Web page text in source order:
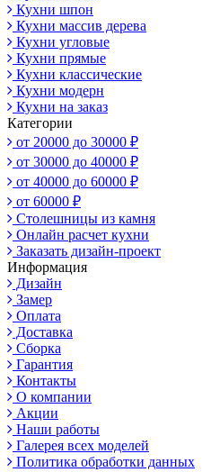
Кухни шпон
Кухни массив дерева
Кухни угловые
Кухни прямые
Кухни классические
Кухни модерн
Кухни на заказ
Категории
от 20000 до 30000 ₽
от 30000 до 40000 ₽
от 40000 до 60000 ₽
от 60000 ₽
Столешницы из камня
Онлайн расчет кухни
Заказать дизайн-проект
Информация
Дизайн
Замер
Оплата
Доставка
Сборка
Гарантия
Контакты
О компании
Акции
Наши работы
Галерея всех моделей
Политика обработки данных